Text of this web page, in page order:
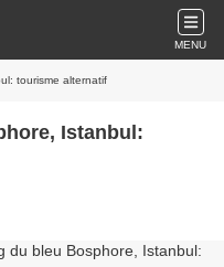
MENU
tourisme alternatif
Istanbul: